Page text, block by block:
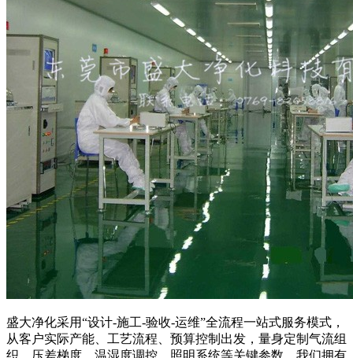
盛大净化采用“设计-施工-验收-运维”全流程一站式服务模式，
从客户实际产能、工艺流程、预算控制出发，量身定制气流组
织、压差梯度、温湿度调控、照明系统等关键参数。我们拥有